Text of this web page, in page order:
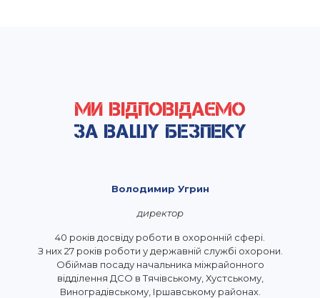
МИ ВІДПОВІДАЄМО
ЗА ВАШУ БЕЗПЕКУ
Володимир Угрин
директор
40 років досвіду роботи в охоронній сфері.
З них 27 років роботи у державній службі охорони.
Обіймав посаду начальника міжрайонного
відділення ДСО в Тячівському, Хустському,
Виноградівському, Іршавському районах.